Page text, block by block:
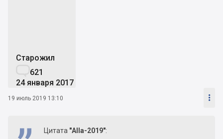
Старожил
621
24 января 2017
19 июль 2019 13:10 
Цитата "Alla-2019":